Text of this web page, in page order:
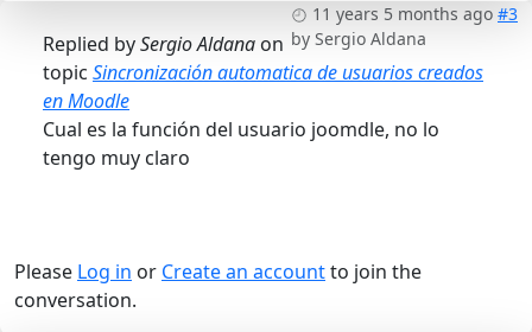
11 years 5 months ago #3
by Sergio Aldana
Replied bySergio Aldanaon
topic Sincronización automatica de usuarios creados
en Moodle
Cual es la función del usuario joomdle, no lo
tengo muy claro
Please Log in or Create an accountto join the
conversation.